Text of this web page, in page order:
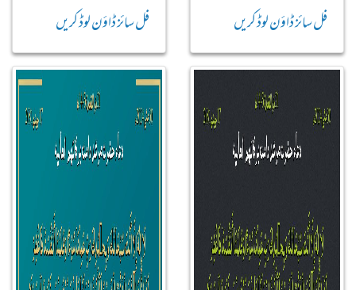
فل سائز ڈاؤن لوڈ کریں
فل سائز ڈاؤن لوڈ کریں